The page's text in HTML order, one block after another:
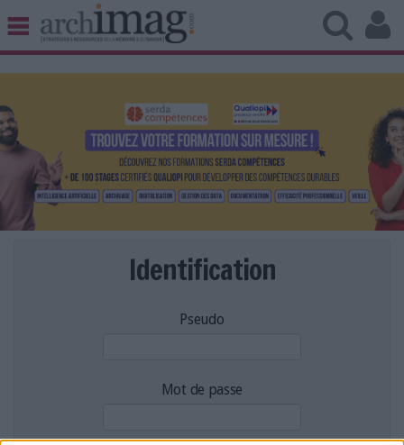
BIBLIOTHÈQUE ÉDITION
UNIVERS DATA
TRAVAIL COLLABORATIF
VIE NUMÉRIQUE
NUMÉRIQUE RESPONSABLE
Identification
Pseudo
Mot de passe